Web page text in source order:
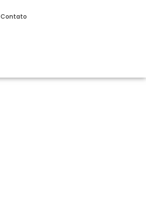
Contato